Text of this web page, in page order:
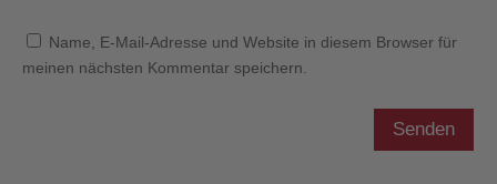
Name, E-Mail-Adresse und Website in diesem Browser für
meinen nächsten Kommentar speichern.
Senden